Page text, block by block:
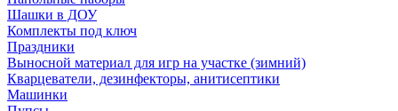
Шашки в ДОУ
Комплекты под ключ
Праздники
Выносной материал для игр на участке (зимний)
Кварцеватели, дезинфекторы, анитисептики
Машинки